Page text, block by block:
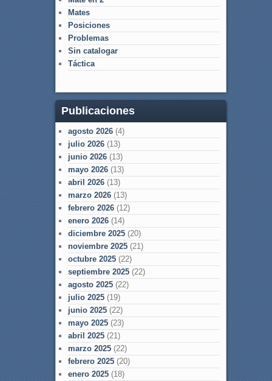
Mates
Posiciones
Problemas
Sin catalogar
Táctica
Publicaciones
agosto 2026(4)
julio 2026(13)
junio 2026(13)
mayo 2026(13)
abril 2026(13)
marzo 2026(13)
febrero 2026(12)
enero 2026(14)
diciembre 2025(20)
noviembre 2025(21)
octubre 2025(22)
septiembre 2025(22)
agosto 2025(22)
julio 2025(19)
junio 2025(22)
mayo 2025(23)
abril 2025(21)
marzo 2025(22)
febrero 2025(20)
enero 2025(18)